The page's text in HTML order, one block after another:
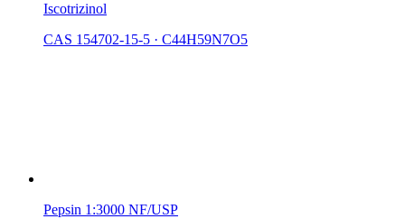
Iscotrizinol
CAS 154702-15-5 · C44H59N7O5
Pepsin 1:3000 NF/USP